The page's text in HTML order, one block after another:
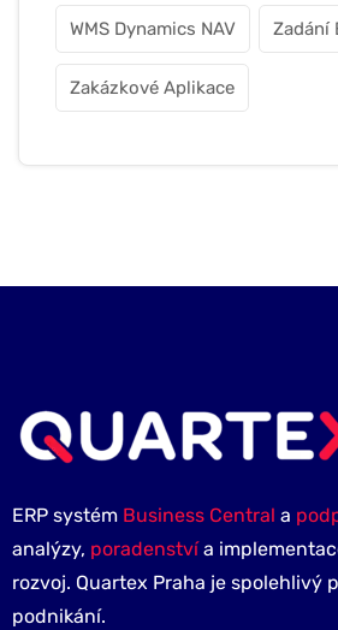
WMS Dynamics NAV Zadání
Zakázkové Aplikace
ERP systém Business Central a
analýzy, poradenstvía
rozvoj. Quartex Praha je spolehlivý
podnikání.